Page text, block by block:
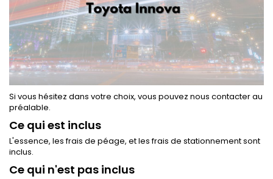
Si vous hésitez dans votre choix, vous pouvez nous contacter au
préalable.
Ce qui est inclus
L'essence, les frais de péage, et les frais de stationnement sont
inclus.
Ce qui n'est pas inclus